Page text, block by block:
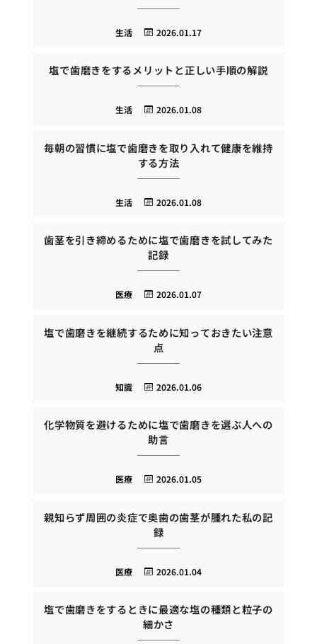
2026.01.17
生活
塩で歯磨きをするメリットと正しい手順の解説
2026.01.08
生活
毎朝の習慣に塩で歯磨きを取り入れて健康を維持
する方法
2026.01.08
生活
歯茎を引き締めるために塩で歯磨きを試してみた
記録
2026.01.07
医療
塩で歯磨きを継続するために知っておきたい注意
点
2026.01.06
知識
化学物質を避けるために塩で歯磨きを選ぶ人への
助言
2026.01.05
医療
親知らず周囲の炎症で奥歯の歯茎が腫れた私の記
録
2026.01.04
医療
塩で歯磨きをするときに最適な塩の種類と粒子の
細かさ